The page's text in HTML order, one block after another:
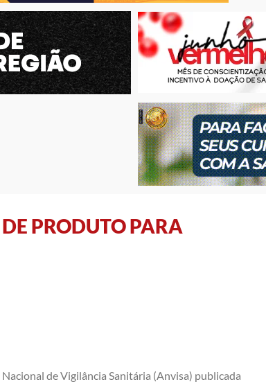
PRODUTO PARA
Nacional de Vigilância Sanitária (Anvisa) publicada